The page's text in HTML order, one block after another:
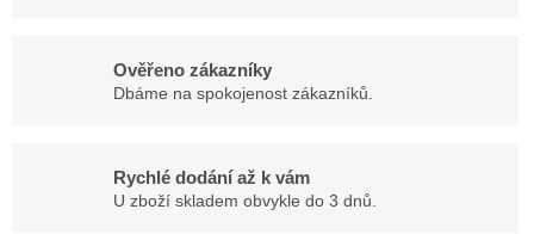
Ověřeno zákazníky
Dbáme na spokojenost zákazníků.
Rychlé dodání až k vám
U zboží skladem obvykle do 3 dnů.